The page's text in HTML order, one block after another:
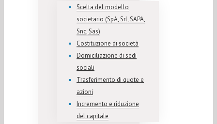
Scelta del modello
societario (SpA, Srl, SAPA,
Snc, Sas)
Costituzione di società
Domiciliazione di sedi
sociali
Trasferimento di quote e
azioni
Incremento e riduzione
del capitale